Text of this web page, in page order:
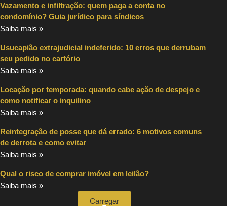
Vazamento e infiltração: quem paga a conta no
condomínio? Guia jurídico para síndicos
Saiba mais »
Usucapião extrajudicial indeferido: 10 erros que derrubam
seu pedido no cartório
Saiba mais »
Locação por temporada: quando cabe ação de despejo e
como notificar o inquilino
Saiba mais »
Reintegração de posse que dá errado: 6 motivos comuns
de derrota e como evitar
Saiba mais »
Qual o risco de comprar imóvel em leilão?
Saiba mais »
Carregar